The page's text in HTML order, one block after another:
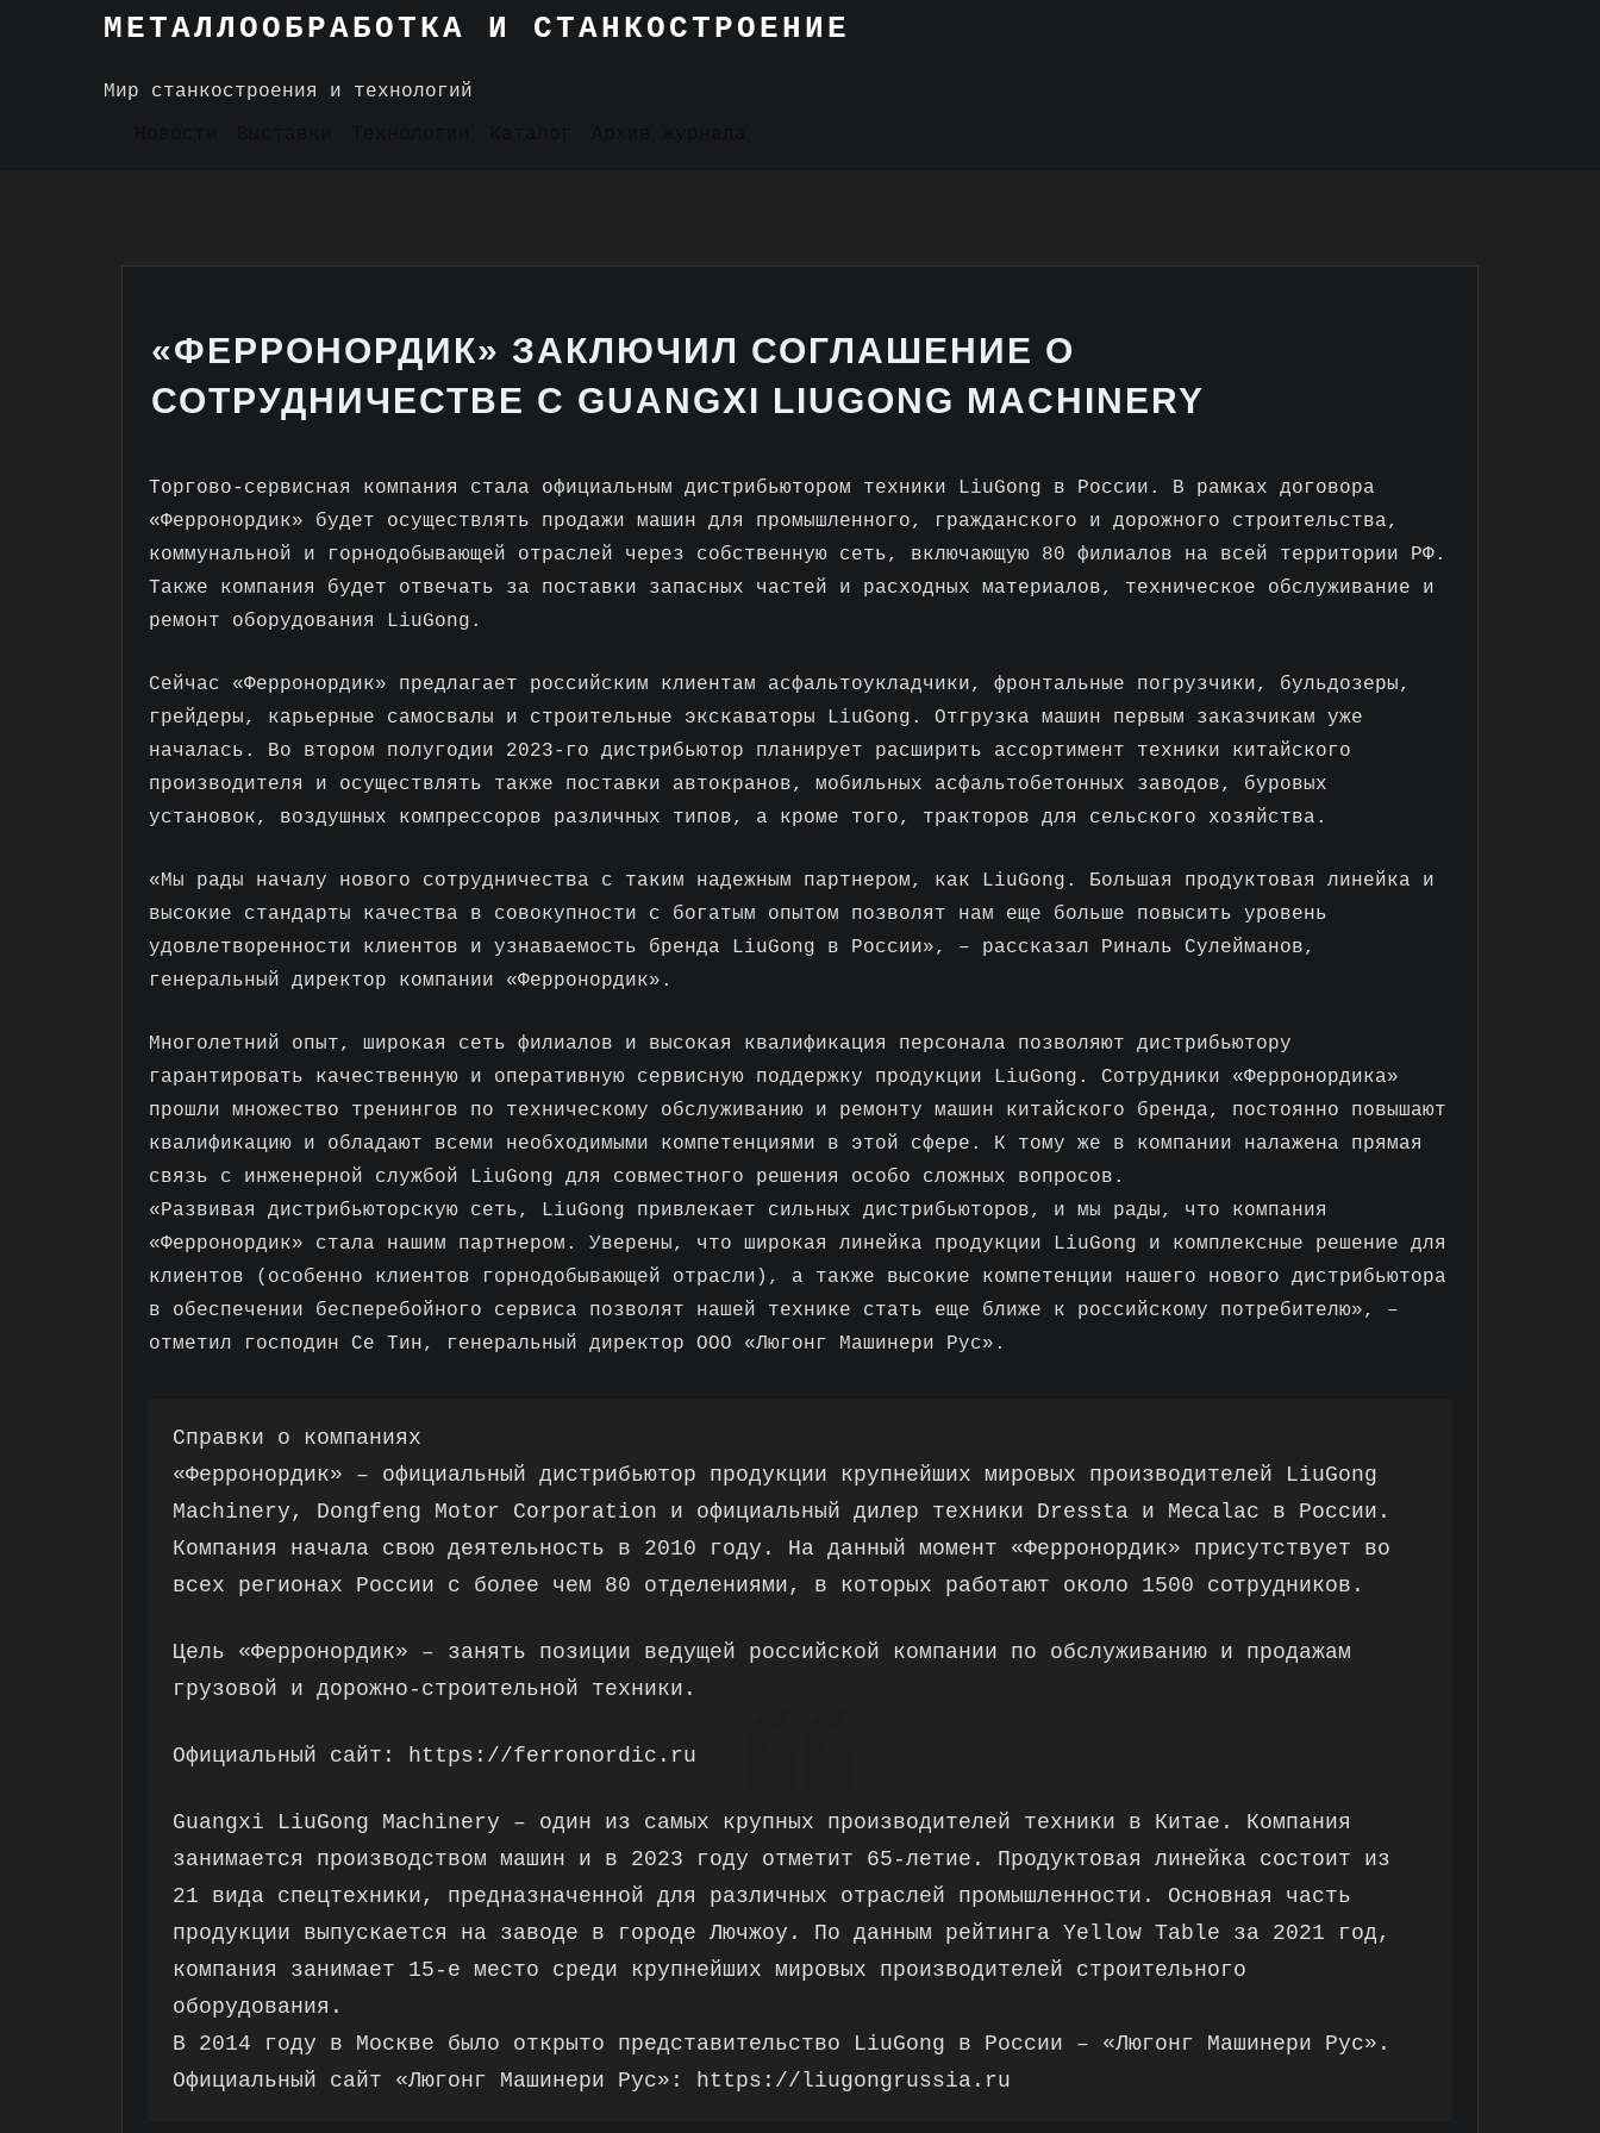
МЕТАЛЛООБРАБОТКА И СТАНКОСТРОЕНИЕ
Мир станкостроения и технологий
«ФЕРРОНОРДИК» ЗАКЛЮЧИЛ СОГЛАШЕНИЕ О
СОТРУДНИЧЕСТВЕ С GUANGXI LIUGONG MACHINERY
Торгово-сервисная компания стала официальным дистрибьютором техники LiuGong в России. В рамках договора
«Ферронордик» будет осуществлять продажи машин для промышленного, гражданского и дорожного строительства,
коммунальной и горнодобывающей отраслей через собственную сеть, включающую 80 филиалов на всей территории РФ.
Также компания будет отвечать за поставки запасных частей и расходных материалов, техническое обслуживание и
ремонт оборудования LiuGong.
Сейчас «Ферронордик» предлагает российским клиентам асфальтоукладчики, фронтальные погрузчики, бульдозеры,
грейдеры, карьерные самосвалы и строительные экскаваторы LiuGong. Отгрузка машин первым заказчикам уже
началась. Во втором полугодии 2023-го дистрибьютор планирует расширить ассортимент техники китайского
производителя и осуществлять также поставки автокранов, мобильных асфальтобетонных заводов, буровых
установок, воздушных компрессоров различных типов, а кроме того, тракторов для сельского хозяйства.
«Мы рады началу нового сотрудничества с таким надежным партнером, как LiuGong. Большая продуктовая линейка и
высокие стандарты качества в совокупности с богатым опытом позволят нам еще больше повысить уровень
удовлетворенности клиентов и узнаваемость бренда LiuGong в России», – рассказал Риналь Сулейманов,
генеральный директор компании «Ферронордик».
Многолетний опыт, широкая сеть филиалов и высокая квалификация персонала позволяют дистрибьютору
гарантировать качественную и оперативную сервисную поддержку продукции LiuGong. Сотрудники «Ферронордика»
прошли множество тренингов по техническому обслуживанию и ремонту машин китайского бренда, постоянно повышают
квалификацию и обладают всеми необходимыми компетенциями в этой сфере. К тому же в компании налажена прямая
связь с инженерной службой LiuGong для совместного решения особо сложных вопросов.
«Развивая дистрибьюторскую сеть, LiuGong привлекает сильных дистрибьюторов, и мы рады, что компания
«Ферронордик» стала нашим партнером. Уверены, что широкая линейка продукции LiuGong и комплексные решение для
клиентов (особенно клиентов горнодобывающей отрасли), а также высокие компетенции нашего нового дистрибьютора
в обеспечении бесперебойного сервиса позволят нашей технике стать еще ближе к российскому потребителю», –
отметил господин Се Тин, генеральный директор ООО «Люгонг Машинери Рус».
Справки о компаниях
«Ферронордик» – официальный дистрибьютор продукции крупнейших мировых производителей LiuGong
Machinery, Dongfeng Motor Corporation и официальный дилер техники Dressta и Mecalac в России.
Компания начала свою деятельность в 2010 году. На данный момент «Ферронордик» присутствует во
всех регионах России с более чем 80 отделениями, в которых работают около 1500 сотрудников.
Цель «Ферронордик» – занять позиции ведущей российской компании по обслуживанию и продажам
грузовой и дорожно-строительной техники.
Официальный сайт: https://ferronordic.ru
Guangxi LiuGong Machinery – один из самых крупных производителей техники в Китае. Компания
занимается производством машин и в 2023 году отметит 65-летие. Продуктовая линейка состоит из
21 вида спецтехники, предназначенной для различных отраслей промышленности. Основная часть
продукции выпускается на заводе в городе Лючжоу. По данным рейтинга Yellow Table за 2021 год,
компания занимает 15-е место среди крупнейших мировых производителей строительного
оборудования.
В 2014 году в Москве было открыто представительство LiuGong в России – «Люгонг Машинери Рус».
Официальный сайт «Люгонг Машинери Рус»: https://liugongrussia.ru